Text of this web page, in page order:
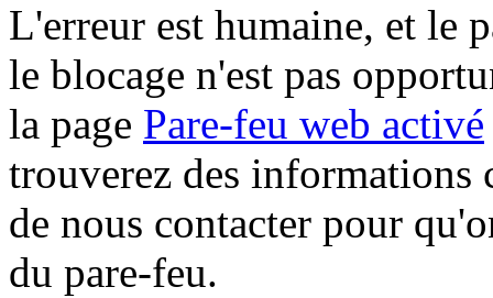
L'erreur est humaine, et le
le blocage n'est pas
la page Pare-feu web activé
trouverez des informations
de nous contacter pour
du pare-feu.